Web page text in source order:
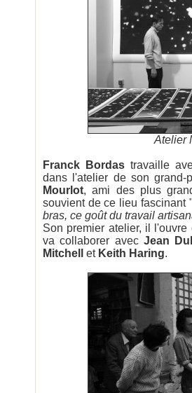
Atelier
Franck Bordas travaille
dans l'atelier de son
Mourlot, ami des plus
souvient de ce lieu fascinant
bras, ce goût du travail
Son premier atelier, il
va collaborer avec Jean
Mitchell et Keith Haring.